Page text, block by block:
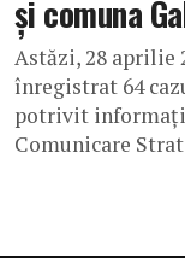
și comuna
Astăzi, 28 aprilie
înregistrat 64
potrivit
Comunicare